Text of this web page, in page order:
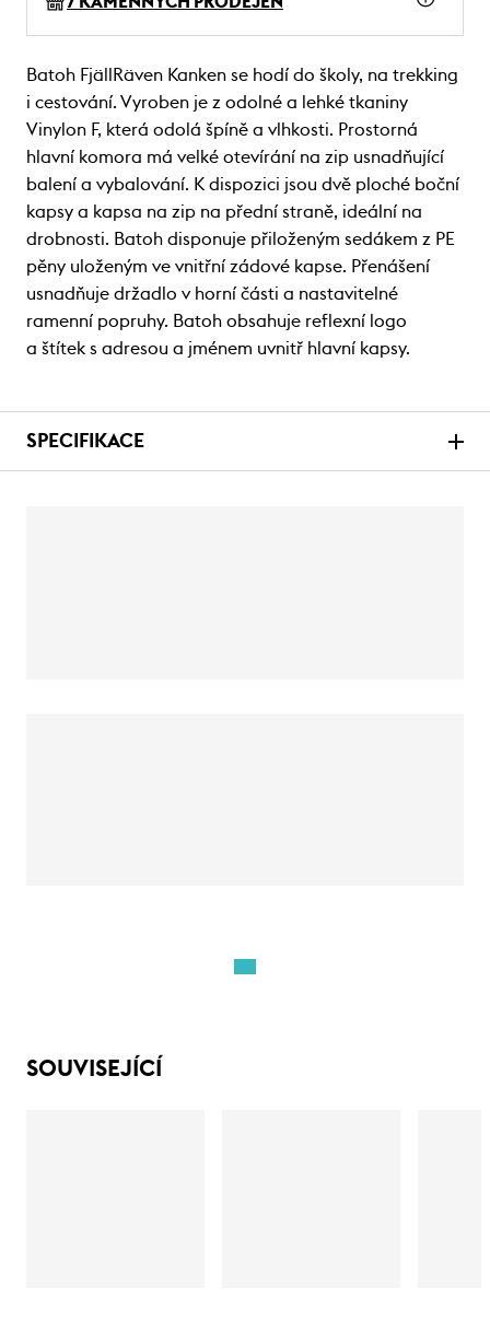
Batoh FjällRäven Kanken se hodí do školy, na trekking
i cestování. Vyroben je z odolné a lehké tkaniny
Vinylon F, která odolá špíně a vlhkosti. Prostorná
hlavní komora má velké otevírání na zip usnadňující
balení a vybalování. K dispozici jsou dvě ploché boční
kapsy a kapsa na zip na přední straně, ideální na
drobnosti. Batoh disponuje přiloženým sedákem z PE
pěny uloženým ve vnitřní zádové kapse. Přenášení
usnadňuje držadlo v horní části a nastavitelné
ramenní popruhy. Batoh obsahuje reflexní logo
a štítek s adresou a jménem uvnitř hlavní kapsy.
SPECIFIKACE
SOUVISEJÍCÍ